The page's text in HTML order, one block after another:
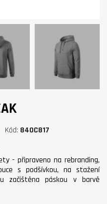
Kód 840C817
- připraveno na rebranding,
s podšívkou, na stažení
začištěna páskou v barvě